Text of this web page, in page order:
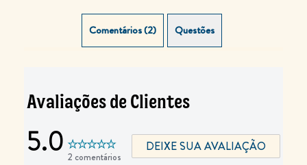
Comentários (2) Questões (0)
Avaliações de Clientes
5.0 2 comentários
DEIXE SUA AVALIAÇÃO